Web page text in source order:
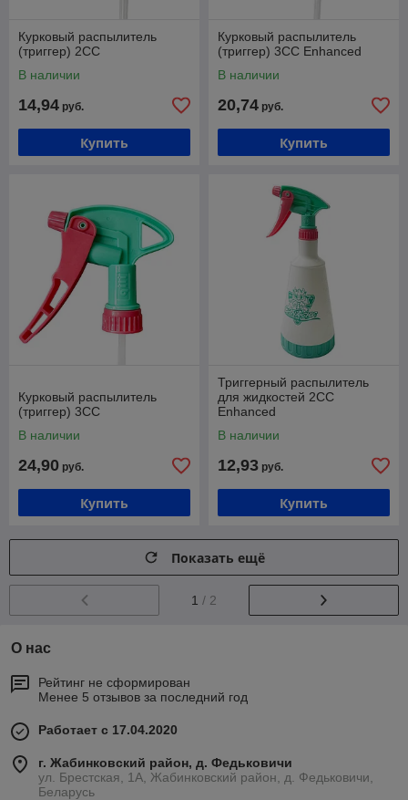
Курковый распылитель
(триггер) 2CC
В наличии
14,94 руб.
Купить
Курковый распылитель
(триггер) 3CC Enhanced
В наличии
20,74 руб.
Купить
Курковый распылитель
(триггер) 3CC
В наличии
24,90 руб.
Купить
Триггерный распылитель
для жидкостей 2CC
Enhanced
В наличии
12,93 руб.
Купить
Показать ещё
1 / 2
О нас
Рейтинг не сформирован
Менее 5 отзывов за последний год
Работает с 17.04.2020
г. Жабинковский район, д. Федьковичи
ул. Брестская, 1А, Жабинковский район, д. Федьковичи,
Беларусь